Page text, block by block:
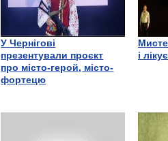
У Чернігові
презентували проєкт
про місто-герой, місто-
фортецю
і